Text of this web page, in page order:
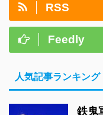
RSS
Feedly
人気記事ランキング
鉄鬼